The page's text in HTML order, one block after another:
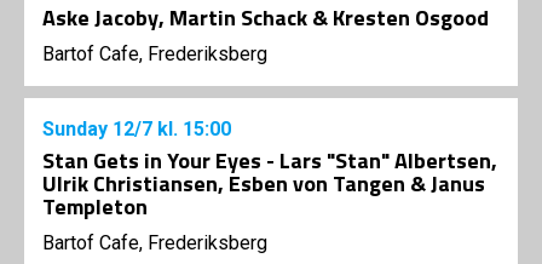
Aske Jacoby, Martin Schack & Kresten Osgood
Bartof Cafe, Frederiksberg
Sunday 12/7 kl. 15:00
Stan Gets in Your Eyes - Lars "Stan" Albertsen,
Ulrik Christiansen, Esben von Tangen & Janus
Templeton
Bartof Cafe, Frederiksberg